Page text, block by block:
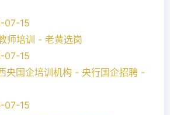
07-15
师培训 - 老黄选岗
07-15
央国企培训机构 - 央行国企招聘 -
07-15